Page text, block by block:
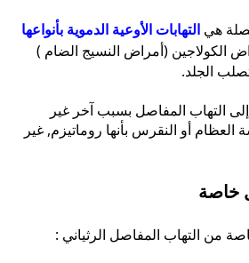
هي التهابات الأوعية الدموية بأنواعها
الكولاجين (أمراض النسيج الضام )
الجلد.
إلى التهاب المفاصل بسبب آخر غير
أو النقرس بأنها روماتيزم, غير
خاصة
من التهاب المفاصل الرثياني :